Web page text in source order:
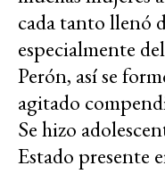
cada tanto llenó
especialmente
Perón, así se
agitado
Se hizo
Estado presente